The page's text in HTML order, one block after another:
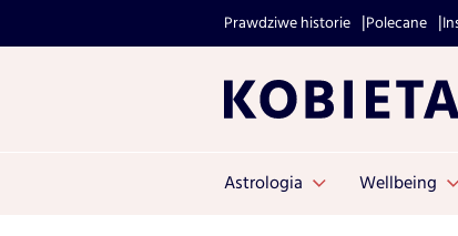
Prawdziwe historie Polecane
Astrologia Wellbeing